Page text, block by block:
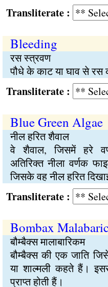
:
Bleeding
रस स्त्रवण
पौधे के काट या घाव से रस
:
Blue Green Algae
नील हरित शैवाल
वे शैवाल, जिसमें हरे
अतिरिक्त नीला वर्णक
जिसके वह नील हरित
:
Bombax
बौम्बैक्स मालाबारिकम
बौम्बैक्स की एक जाति
या शाल्मली कहते हैं।
प्राप्त होती हैं।